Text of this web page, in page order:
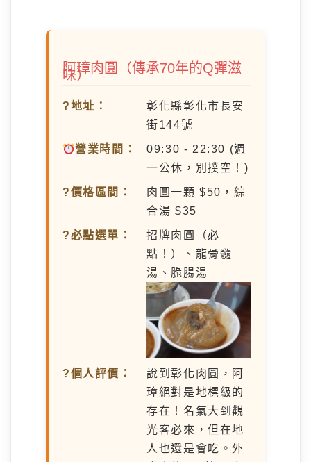
阿璋肉圓（傳承70年的Q彈滋
味）
?地址：
彰化縣彰化市長安
街144號
營業時間：
09:30 - 22:30 (週
一公休，別撲空！)
?價格區間：
肉圓一顆 $50，綜
合湯 $35
?必點選單：
招牌肉圓（必
點！）、龍骨髓
湯、脆腸湯
?個人評價：
說到彰化肉圓，阿
璋絕對是地標級的
存在！名氣大到觀
光客必來，但在地
人也還是會吃。外